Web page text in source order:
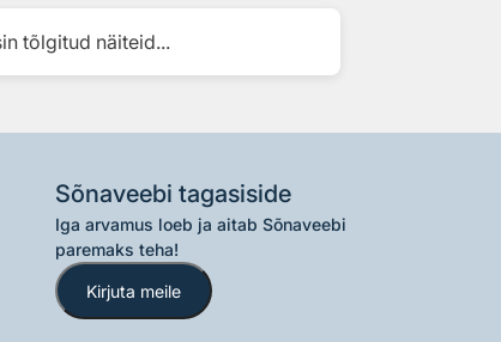
tõlgitud näiteid...
Sõnaveebi tagasiside
Iga arvamus loeb ja aitab Sõnaveebi
paremaks teha!
Kirjuta meile